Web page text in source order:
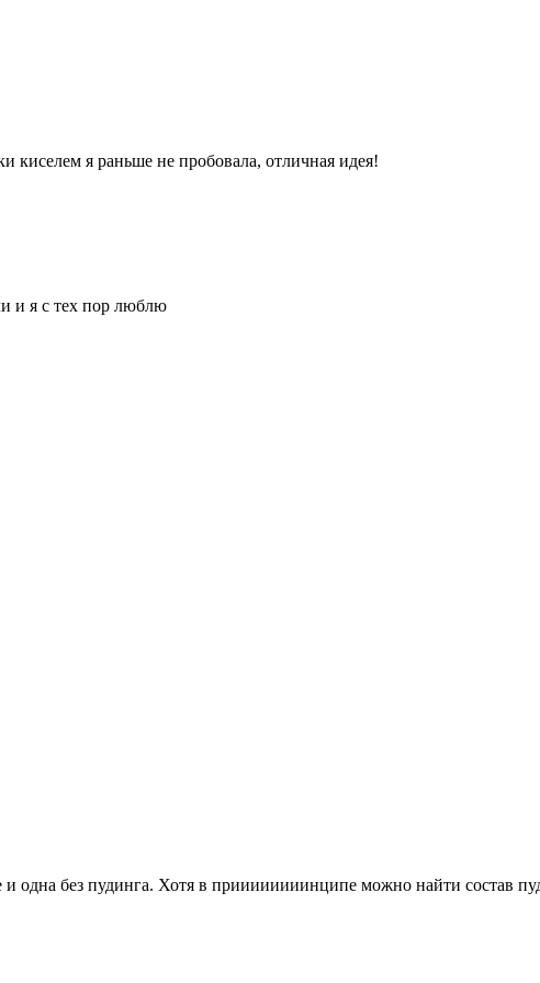
киселем я раньше не пробовала, отличная идея!
и я с тех пор люблю
и одна без пудинга. Хотя в приииииииинципе можно найти состав